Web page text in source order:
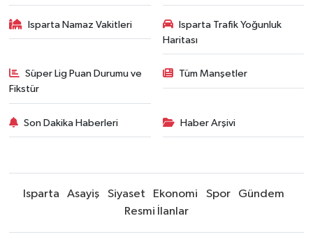
Isparta Namaz Vakitleri
Isparta Trafik Yoğunluk
Haritası
Süper Lig Puan Durumu ve
Fikstür
Tüm Manşetler
Son Dakika Haberleri Haber Arşivi
Isparta Asayiş Siyaset Ekonomi Spor
Gündem
Resmi İlanlar